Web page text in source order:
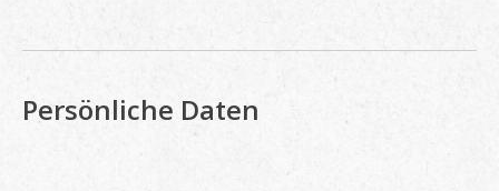
Persönliche Daten